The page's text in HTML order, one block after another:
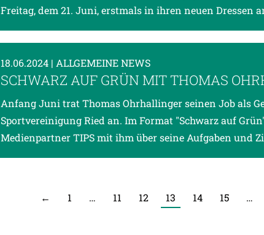
Freitag, dem 21. Juni, erstmals in ihren neuen Dressen
18.06.2024 | ALLGEMEINE NEWS
SCHWARZ AUF GRÜN MIT THOMAS
Anfang Juni trat Thomas Ohrhallinger seinen Job als
Sportvereinigung Ried an. Im Format "Schwarz auf
Medienpartner TIPS mit ihm über seine Aufgaben und
← 1 … 11 12 13 14 15 …